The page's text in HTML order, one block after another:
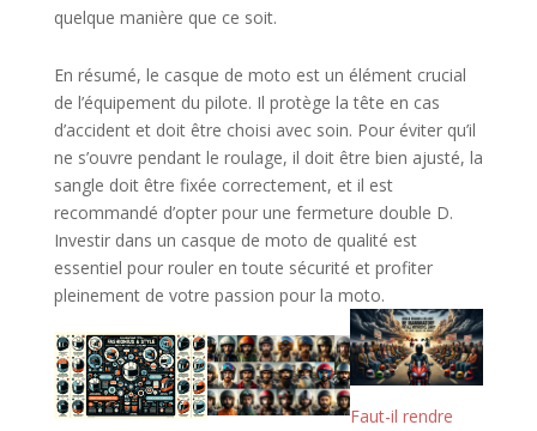
quelque manière que ce soit.
En résumé, le casque de moto est un élément crucial
de l’équipement du pilote. Il protège la tête en cas
d’accident et doit être choisi avec soin. Pour éviter qu’il
ne s’ouvre pendant le roulage, il doit être bien ajusté, la
sangle doit être fixée correctement, et il est
recommandé d’opter pour une fermeture double D.
Investir dans un casque de moto de qualité est
essentiel pour rouler en toute sécurité et profiter
pleinement de votre passion pour la moto.
Faut-il rendre